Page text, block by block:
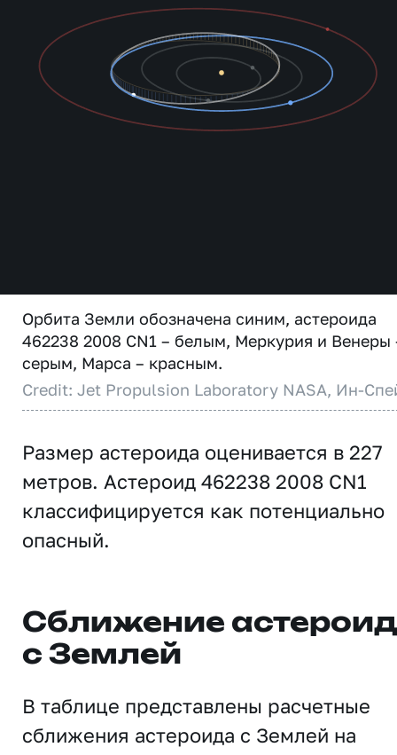
Орбита Земли обозначена синим, астероида
462238 2008 CN1 – белым, Меркурия и Венеры
серым, Марса – красным.
Credit: Jet Propulsion Laboratory NASA, Ин-
Размер астероида оценивается в 227
метров. Астероид 462238 2008 CN1
классифицируется как потенциально
опасный.
Сближение
с Землей
В таблице представлены расчетные
сближения астероида с Землей на